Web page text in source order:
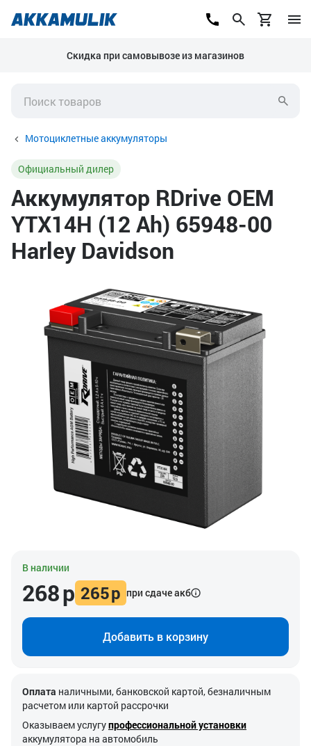
Скидка при самовывозе из магазинов
Мотоциклетные аккумуляторы
Официальный дилер
Аккумулятор RDrive OEM
YTX14H (12 Ah) 65948-00
Harley Davidson
В наличии
268р 265р при сдаче акб
Добавить в корзину
Оплата наличными, банковской картой, безналичным
расчетом или картой рассрочки
Оказываем услугупрофессиональной установки
аккумулятора на автомобиль